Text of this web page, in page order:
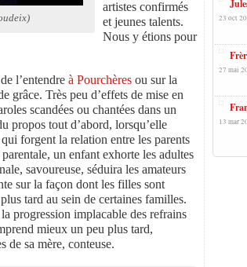
artistes confirmés
et jeunes talents.
Nous y étions pour
l’entendre à Pourchères ou sur la
grâce. Très peu d’effets de mise en
scandées ou chantées dans un
propos tout d’abord, lorsqu’elle
forgent la relation entre les parents
un enfant exhorte les adultes
savoureuse, séduira les amateurs
sur la façon dont les filles sont
tard au sein de certaines familles.
progression implacable des refrains
mieux un peu plus tard,
de sa mère, conteuse.
23 oct
27 mai
13 mar